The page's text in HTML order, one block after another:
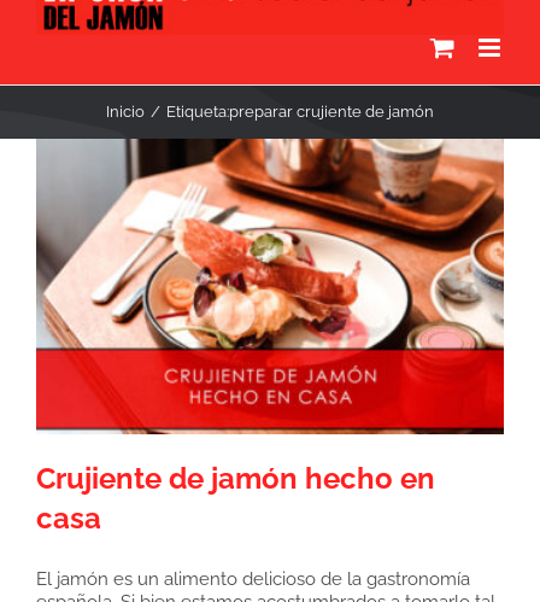
Inicio Etiqueta:preparar crujiente de jamón
Crujiente de jamón hecho en
casa
El jamón es un alimento delicioso de la gastronomía